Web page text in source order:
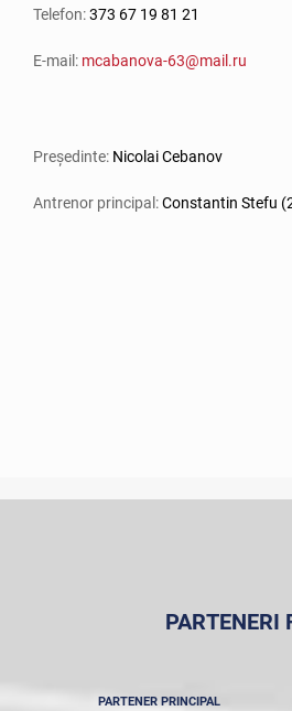
Telefon:373 67 19 81 21
E-mail: mcabanova-63@mail.ru
Președinte: Nicolai Cebanov
Antrenor principal:Constantin Stefu
PARTENERI
PARTENER PRINCIPAL